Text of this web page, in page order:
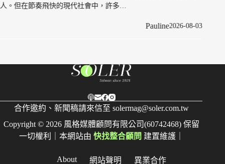
奏飛快的現代社會中，許多…
2026-08-03
合作邀約、新聞稿請來信至 solermag@soler.com.tw
Copyright © 2026 風格媒體顧問有限公司(60742468) 保留
一切權利｜本網站由 快找整合顧問 建置維護｜
About 網站聲明 異業合作